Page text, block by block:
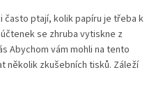
často ptají, kolik papíru je třeba k
se zhruba vytiskne z
Abychom vám mohli na tento
několik zkušebních tisků. Záleží